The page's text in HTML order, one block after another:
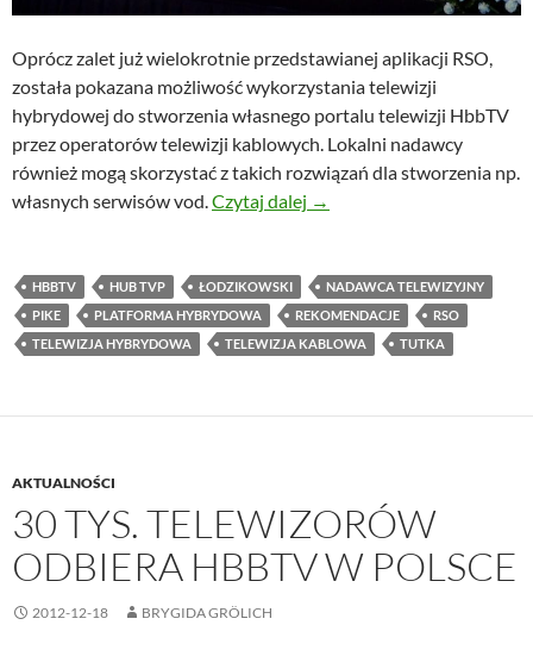
Oprócz zalet już wielokrotnie przedstawianej aplikacji RSO,
została pokazana możliwość wykorzystania telewizji
hybrydowej do stworzenia własnego portalu telewizji HbbTV
przez operatorów telewizji kablowych. Lokalni nadawcy
również mogą skorzystać z takich rozwiązań dla stworzenia np.
własnych serwisów vod.Czytaj dalej HbbTV dla telewizji
→
HBBTV HUB TVP ŁODZIKOWSKI
NADAWCA TELEWIZYJNY
PIKE
PLATFORMA HYBRYDOWA REKOMENDACJE
RSO
TELEWIZJA HYBRYDOWA
TELEWIZJA KABLOWA TUTKA
AKTUALNOŚCI
30 TYS. TELEWIZORÓW
ODBIERA HBBTV W POLSCE
2012-12-18 BRYGIDA GRÖLICH